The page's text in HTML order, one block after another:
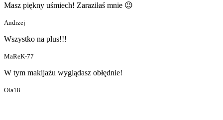
Masz piękny uśmiech! Zaraziłaś mnie 😉
Andrzej
Wszystko na plus!!!
MaReK-77
W tym makijażu wyglądasz obłędnie!
Ola18